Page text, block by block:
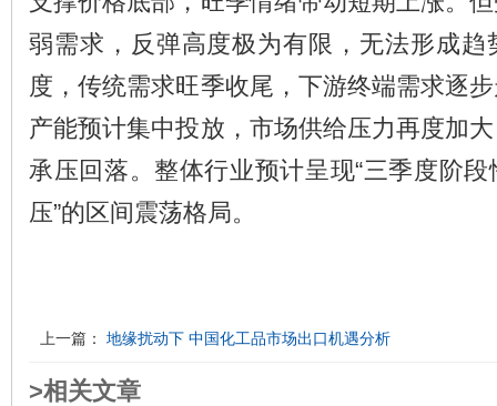
弱需求，反弹高度极为有限，无法形成趋
度，传统需求旺季收尾，下游终端需求逐
产能预计集中投放，市场供给压力再度加
承压回落。整体行业预计呈现“三季度阶
压”的区间震荡格局。
上一篇： 地缘扰动下 中国化工品市场出口机遇分析
>相关文章